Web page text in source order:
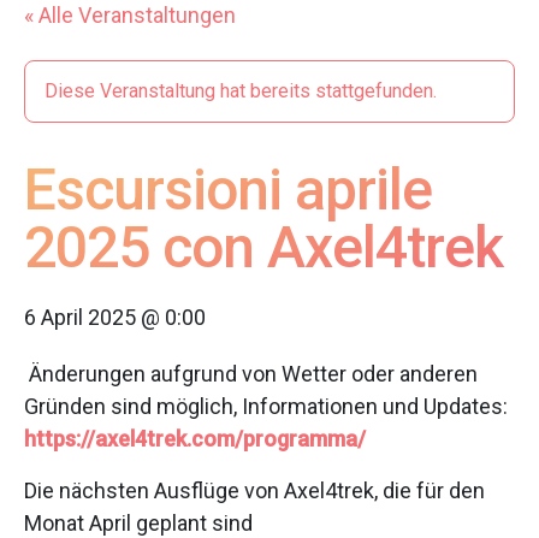
« Alle Veranstaltungen
Diese Veranstaltung hat bereits stattgefunden.
Escursioni aprile
2025 con Axel4trek
6 April 2025 @ 0:00
Änderungen aufgrund von Wetter oder anderen
Gründen sind möglich, Informationen und Updates:
https://axel4trek.com/programma/
Die nächsten Ausflüge von Axel4trek, die für den
Monat April geplant sind